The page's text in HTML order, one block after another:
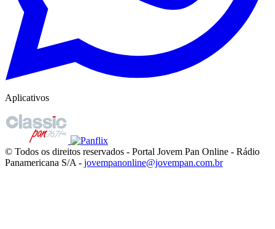
Aplicativos
© Todos os direitos reservados - Portal Jovem Pan Online - Rádio
Panamericana S/A - jovempanonline@jovempan.com.br